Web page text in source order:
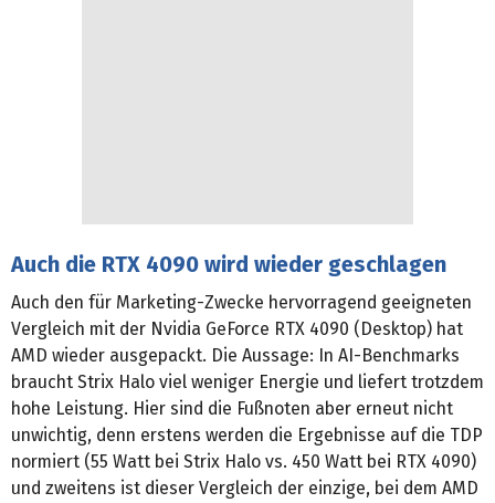
Auch die RTX 4090 wird wieder geschlagen
Auch den für Marketing-Zwecke hervorragend geeigneten
Vergleich mit der Nvidia GeForce RTX 4090 (Desktop) hat
AMD wieder ausgepackt. Die Aussage: In AI-Benchmarks
braucht Strix Halo viel weniger Energie und liefert trotzdem
hohe Leistung. Hier sind die Fußnoten aber erneut nicht
unwichtig, denn erstens werden die Ergebnisse auf die TDP
normiert (55 Watt bei Strix Halo vs. 450 Watt bei RTX 4090)
und zweitens ist dieser Vergleich der einzige, bei dem AMD